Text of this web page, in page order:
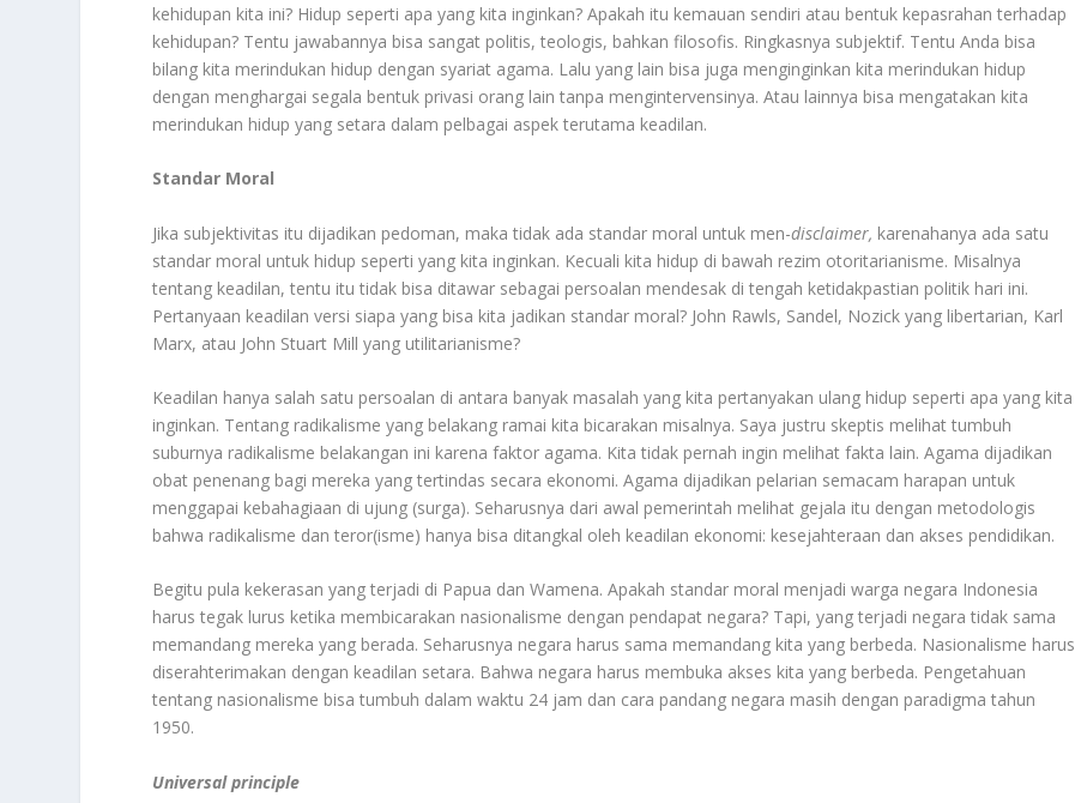
kehidupan kita ini? Hidup seperti apa yang kita inginkan? Apakah itu kemauan sendiri atau bentuk kepasrahan terhadap
kehidupan? Tentu jawabannya bisa sangat politis, teologis, bahkan filosofis. Ringkasnya subjektif. Tentu Anda bisa
bilang kita merindukan hidup dengan syariat agama. Lalu yang lain bisa juga menginginkan kita merindukan hidup
dengan menghargai segala bentuk privasi orang lain tanpa mengintervensinya. Atau lainnya bisa mengatakan kita
merindukan hidup yang setara dalam pelbagai aspek terutama keadilan.
Standar Moral
Jika subjektivitas itu dijadikan pedoman, maka tidak ada standar moral untuk men-disclaimer, karenahanya ada satu
standar moral untuk hidup seperti yang kita inginkan. Kecuali kita hidup di bawah rezim otoritarianisme. Misalnya
tentang keadilan, tentu itu tidak bisa ditawar sebagai persoalan mendesak di tengah ketidakpastian politik hari ini.
Pertanyaan keadilan versi siapa yang bisa kita jadikan standar moral? John Rawls, Sandel, Nozick yang libertarian, Karl
Marx, atau John Stuart Mill yang utilitarianisme?
Keadilan hanya salah satu persoalan di antara banyak masalah yang kita pertanyakan ulang hidup seperti apa yang kita
inginkan. Tentang radikalisme yang belakang ramai kita bicarakan misalnya. Saya justru skeptis melihat tumbuh
suburnya radikalisme belakangan ini karena faktor agama. Kita tidak pernah ingin melihat fakta lain. Agama dijadikan
obat penenang bagi mereka yang tertindas secara ekonomi. Agama dijadikan pelarian semacam harapan untuk
menggapai kebahagiaan di ujung (surga). Seharusnya dari awal pemerintah melihat gejala itu dengan metodologis
bahwa radikalisme dan teror(isme) hanya bisa ditangkal oleh keadilan ekonomi: kesejahteraan dan akses pendidikan.
Begitu pula kekerasan yang terjadi di Papua dan Wamena. Apakah standar moral menjadi warga negara Indonesia
harus tegak lurus ketika membicarakan nasionalisme dengan pendapat negara? Tapi, yang terjadi negara tidak sama
memandang mereka yang berada. Seharusnya negara harus sama memandang kita yang berbeda. Nasionalisme harus
diserahterimakan dengan keadilan setara. Bahwa negara harus membuka akses kita yang berbeda. Pengetahuan
tentang nasionalisme bisa tumbuh dalam waktu 24 jam dan cara pandang negara masih dengan paradigma tahun
1950.
Universal principle